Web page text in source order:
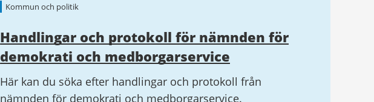
Kommun och politik
Handlingar och protokoll för nämnden för
demokrati och medborgarservice
Här kan du söka efter handlingar och protokoll från
nämnden för demokrati och medborgarservice.